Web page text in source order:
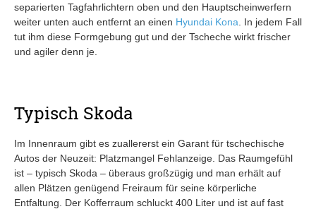
separierten Tagfahrlichtern oben und den Hauptscheinwerfern
weiter unten auch entfernt an einen Hyundai Kona . In jedem Fall
tut ihm diese Formgebung gut und der Tscheche wirkt frischer
und agiler denn je.
Typisch Skoda
Im Innenraum gibt es zuallererst ein Garant für tschechische
Autos der Neuzeit: Platzmangel Fehlanzeige. Das Raumgefühl
ist – typisch Skoda – überaus großzügig und man erhält auf
allen Plätzen genügend Freiraum für seine körperliche
Entfaltung. Der Kofferraum schluckt 400 Liter und ist auf fast